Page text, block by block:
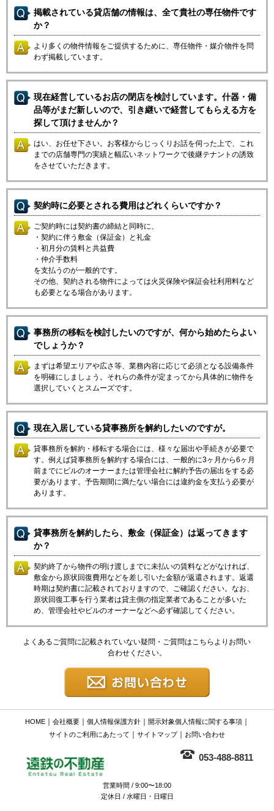
掲載されている貸店舗の情報は、全て貴社の専任物件です
か？
より多くの物件情報をご提供するために、専任物件・媒介物件を問
わず掲載しています。
現在経営しているお店の閉店を検討しています。什器・備
品等がまだ新しいので、引き継いで経営してもらえる方を
探して頂けませんか？
はい、お任せ下さい。お客様からじっくりお話を伺った上で、これ
までの店舗専門の実績と幅広いネットワークで後継テナントの誘致
をさせていただきます。
契約時に必要とされる費用はどれくらいですか？
ご契約時には契約書の締結と同時に、
・契約に伴う敷金（保証金）と礼金
・初月分の賃料と共益費
・仲介手数料
を支払うのが一般的です。
その他、契約される物件によっては火災保険や保証会社利用料など
も必要となる場合があります。
事務所の移転を検討したいのですが、何から始めたらよい
でしょうか？
まずは希望エリアや広さ等、業務内容に応じて必須となる設備条件
を明確にしましょう。それらの条件が定まってから具体的に物件を
選択していくとスムーズです。
現在入居している貸事務所を解約したいのですが。
貸事務所を解約・移転する場合には、様々な届出や手続きが必要で
す。例えば貸事務所を解約する場合には、一般的に3ヶ月から6ヶ月
前までにビルのオーナーまたは管理会社に解約予告の届出をする必
要があります。予告期間に満たない場合には違約金を支払う必要が
あります。
貸事務所を解約したら、敷金（保証金）は返ってきます
か？
契約終了から物件の明け渡しまでに未払いの賃料などがなければ、
敷金から原状回復費用などを差し引いた金額が返還されます。返還
時期は契約書に記載されておりますので、ご確認ください。なお、
原状回復工事を行う業者は貸主側の指定業者であることが多いた
め、管理会社やビルのオーナーなどへ必ず確認してください。
よくあるご質問に記載されていない疑問・ご質問はこちらよりお問い
合わせください。
HOME｜ 会社概要｜ 個人情報保護方針｜ 開示対象個人情報に関する事項｜
サイトのご利用にあたって ｜ サイトマップ｜ お問い合わせ
053-488-8811
営業時間 / 9:00〜18:00
定休日 / 水曜日・日曜日